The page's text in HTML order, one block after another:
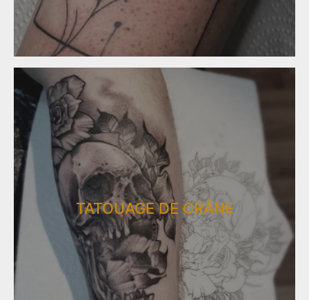
TATOUAGE DE CRÂNE